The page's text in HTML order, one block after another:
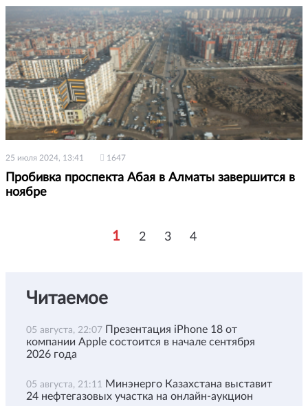
25 июля 2024, 13:41 1647
Пробивка проспекта Абая в Алматы завершится в
ноябре
1 2 3 4
Читаемое
05 августа, 22:07 Презентация iPhone 18 от
компании Apple состоится в начале сентября
2026 года
05 августа, 21:11
Минэнерго Казахстана выставит
24 нефтегазовых участка на онлайн-аукцион